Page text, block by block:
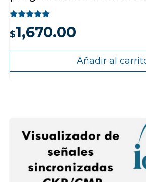
Valorado
con
5.00
$1,670.00
Añadir al